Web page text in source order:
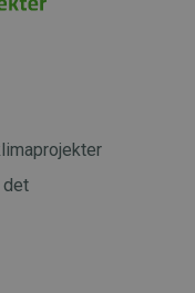
det